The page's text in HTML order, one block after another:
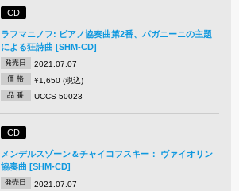
CD
ラフマニノフ: ピアノ協奏曲第2番、パガニーニの主題
による狂詩曲 [SHM-CD]
発売日 2021.07.07
価 格 ¥1,650 (税込)
品 番 UCCS-50023
CD
メンデルスゾーン＆チャイコフスキー： ヴァイオリン
協奏曲 [SHM-CD]
発売日 2021.07.07